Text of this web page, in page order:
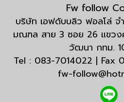
Fw follow
บริษัท เอฟดับบลิว ฟอลโล่
มณฑล สาย 3 ซอย 26 แขวง
วัฒนา กทม.
Tel : 083-7014022 | Fax
fw-